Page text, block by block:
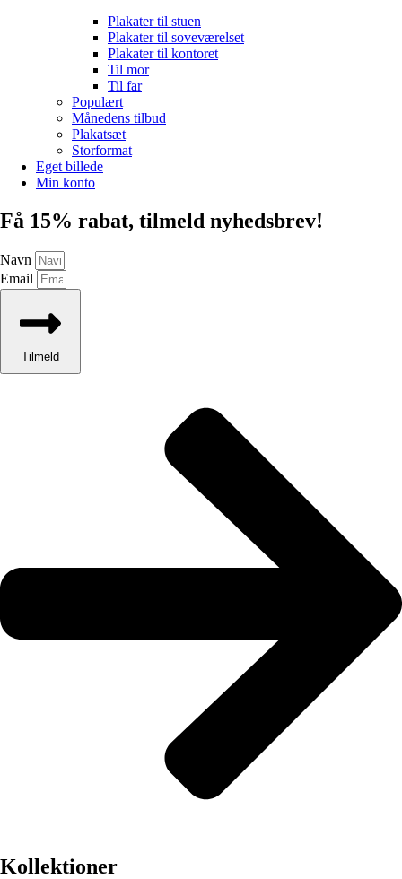
Plakater til stuen
Plakater til soveværelset
Plakater til kontoret
Til mor
Til far
Populært
Månedens tilbud
Plakatsæt
Storformat
Eget billede
Min konto
Få 15% rabat, tilmeld nyhedsbrev!
Navn
Email
Tilmeld
Kollektioner